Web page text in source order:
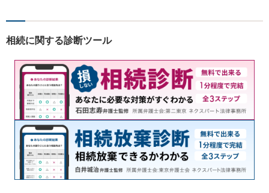
い。
相続に関する診断ツール